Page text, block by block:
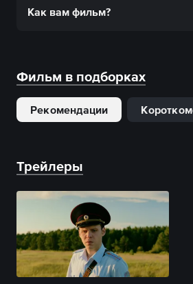
Как вам фильм?
Фильм в подборках
Рекомендации
Трейлеры